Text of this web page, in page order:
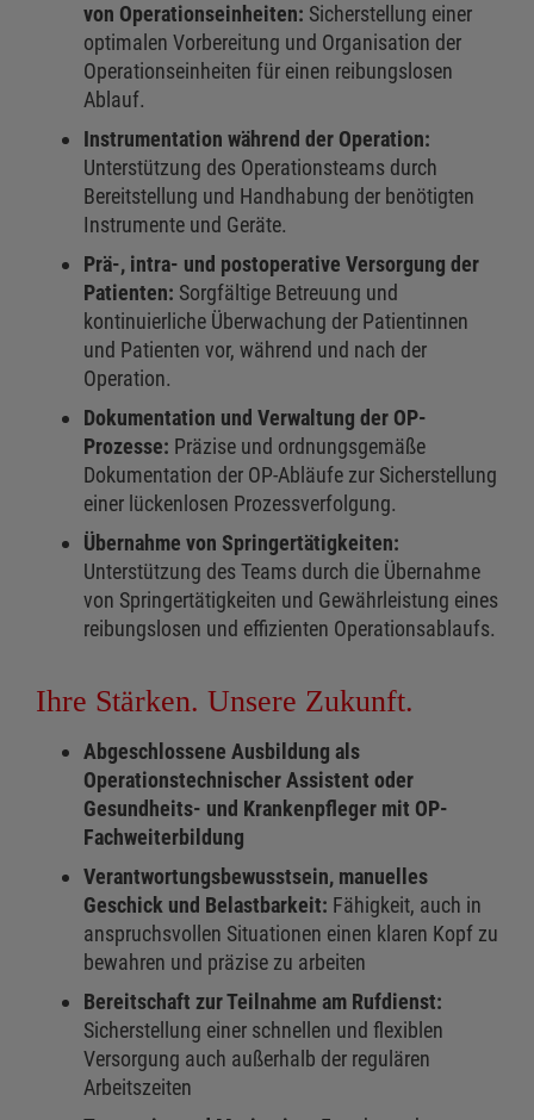
von Operationseinheiten: Sicherstellung einer
optimalen Vorbereitung und Organisation der
Operationseinheiten für einen reibungslosen
Ablauf.
Instrumentation während der Operation:
Unterstützung des Operationsteams durch
Bereitstellung und Handhabung der benötigten
Instrumente und Geräte.
Prä-, intra- und postoperative Versorgung der
Patienten: Sorgfältige Betreuung und
kontinuierliche Überwachung der Patientinnen
und Patienten vor, während und nach der
Operation.
Dokumentation und Verwaltung der OP-
Prozesse: Präzise und ordnungsgemäße
Dokumentation der OP-Abläufe zur Sicherstellung
einer lückenlosen Prozessverfolgung.
Übernahme von Springertätigkeiten:
Unterstützung des Teams durch die Übernahme
von Springertätigkeiten und Gewährleistung eines
reibungslosen und effizienten Operationsablaufs.
Ihre Stärken. Unsere Zukunft.
Abgeschlossene Ausbildung als
Operationstechnischer Assistent oder
Gesundheits- und Krankenpfleger mit OP-
Fachweiterbildung
Verantwortungsbewusstsein, manuelles
Geschick und Belastbarkeit: Fähigkeit, auch in
anspruchsvollen Situationen einen klaren Kopf zu
bewahren und präzise zu arbeiten
Bereitschaft zur Teilnahme am Rufdienst:
Sicherstellung einer schnellen und flexiblen
Versorgung auch außerhalb der regulären
Arbeitszeiten